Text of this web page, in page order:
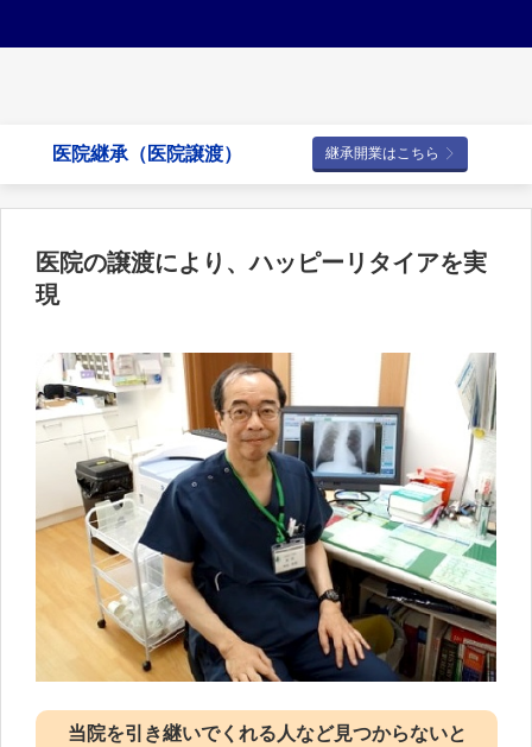
医院継承（医院譲渡） 継承開業はこちら
医院の譲渡により、ハッピーリタイアを実
現
当院を引き継いでくれる人など見つからないと